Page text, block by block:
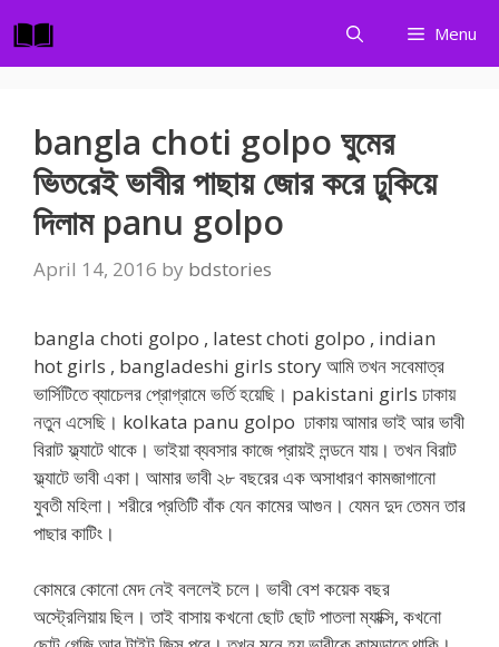
to
content
Menu
bangla choti golpo ঘুমের
ভিতরেই ভাবীর পাছায় জোর করে ঢুকিয়ে
দিলাম panu golpo
April 14, 2016 by bdstories
bangla choti golpo , latest choti golpo , indian
hot girls , bangladeshi girls story আমি তখন সবেমাত্র
ভার্সিটিতে ব্যাচেলর প্রোগ্রামে ভর্তি হয়েছি। pakistani girls ঢাকায়
নতুন এসেছি। kolkata panu golpo ঢাকায় আমার ভাই আর ভাবী
বিরাট ফ্ল্যাটে থাকে। ভাইয়া ব্যবসার কাজে প্রায়ই লন্ডনে যায়। তখন বিরাট
ফ্ল্যাটে ভাবী একা। আমার ভাবী ২৮ বছরের এক অসাধারণ কামজাগানো
যুবতী মহিলা। শরীরে প্রতিটি বাঁক যেন কামের আগুন। যেমন দুদ তেমন তার
পাছার কাটিং।
কোমরে কোনো মেদ নেই বললেই চলে। ভাবী বেশ কয়েক বছর
অস্ট্রেলিয়ায় ছিল। তাই বাসায় কখনো ছোট ছোট পাতলা ম্যাক্সি, কখনো